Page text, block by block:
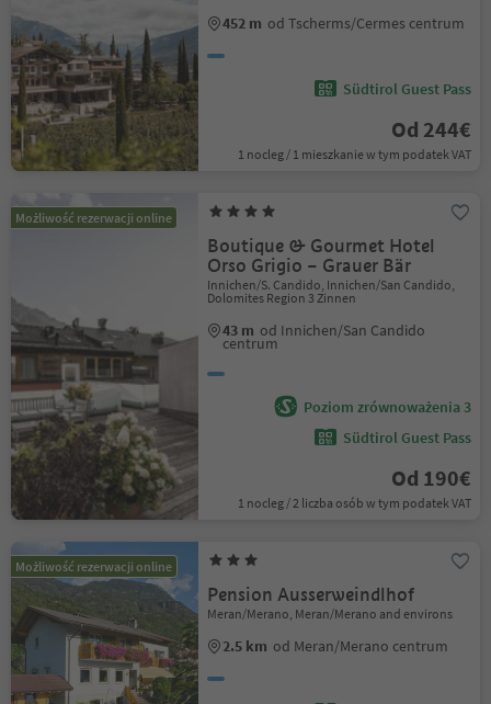
452 m od Tscherms/Cermes centrum
Südtirol Guest Pass
Od 244€
1 nocleg / 1 mieszkanie w tym podatek VAT
Możliwość rezerwacji online
Boutique & Gourmet Hotel
Orso Grigio – Grauer Bär
Innichen/S. Candido, Innichen/San Candido,
Dolomites Region 3 Zinnen
43 m od Innichen/San Candido
centrum
Poziom zrównoważenia 3
Südtirol Guest Pass
Od 190€
1 nocleg / 2 liczba osób w tym podatek VAT
Możliwość rezerwacji online
Pension Ausserweindlhof
Meran/Merano, Meran/Merano and environs
2.5 km od Meran/Merano centrum